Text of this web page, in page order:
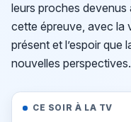
leurs proches
cette épreuve, avec la
présent et l’espoir que
nouvelles perspectives.
CE SOIR À LA TV